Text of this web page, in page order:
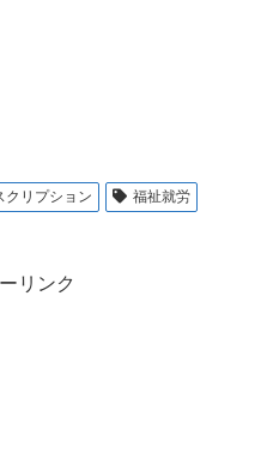
クリプション
福祉就労
リンク